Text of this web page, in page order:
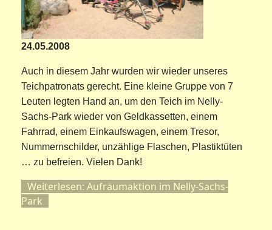
24.05.2008
Auch in diesem Jahr wurden wir wieder unseres
Teichpatronats gerecht. Eine kleine Gruppe von 7
Leuten legten Hand an, um den Teich im Nelly-
Sachs-Park wieder von Geldkassetten, einem
Fahrrad, einem Einkaufswagen, einem Tresor,
Nummernschilder, unzählige Flaschen, Plastiktüten
… zu befreien. Vielen Dank!
Weiterlesen: Aufräumaktion im Nelly-Sachs-
Park